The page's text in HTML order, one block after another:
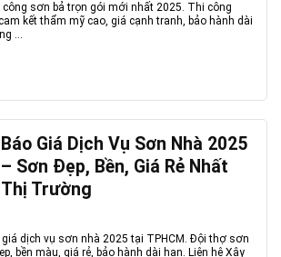
công sơn bả trọn gói mới nhất 2025. Thi công
kết thẩm mỹ cao, giá cạnh tranh, bảo hành dài
...
Báo Giá Dịch Vụ Sơn Nhà 2025
– Sơn Đẹp, Bền, Giá Rẻ Nhất
Thị Trường
giá dịch vụ sơn nhà 2025 tại TPHCM. Đội thợ sơn
bền màu, giá rẻ, bảo hành dài hạn. Liên hệ Xây